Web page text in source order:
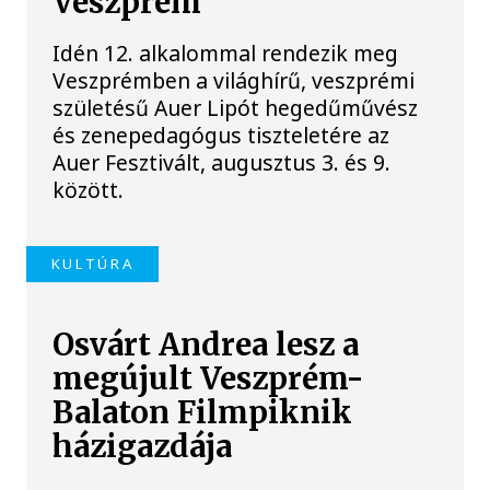
Idén 12. alkalommal rendezik meg
Veszprémben a világhírű, veszprémi
születésű Auer Lipót hegedűművész
és zenepedagógus tiszteletére az
Auer Fesztivált, augusztus 3. és 9.
között.
KULTÚRA
Osvárt Andrea lesz a
megújult Veszprém-
Balaton Filmpiknik
házigazdája